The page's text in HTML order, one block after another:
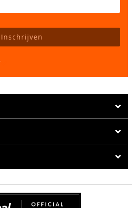
Inschrijven